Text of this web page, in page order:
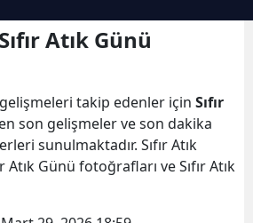
Atık Günü
takip edenler için Sıfır
son gelişmeler ve son dakika
sunulmaktadır. Sıfır Atık
Atık Günü fotoğrafları ve Sıfır Atık